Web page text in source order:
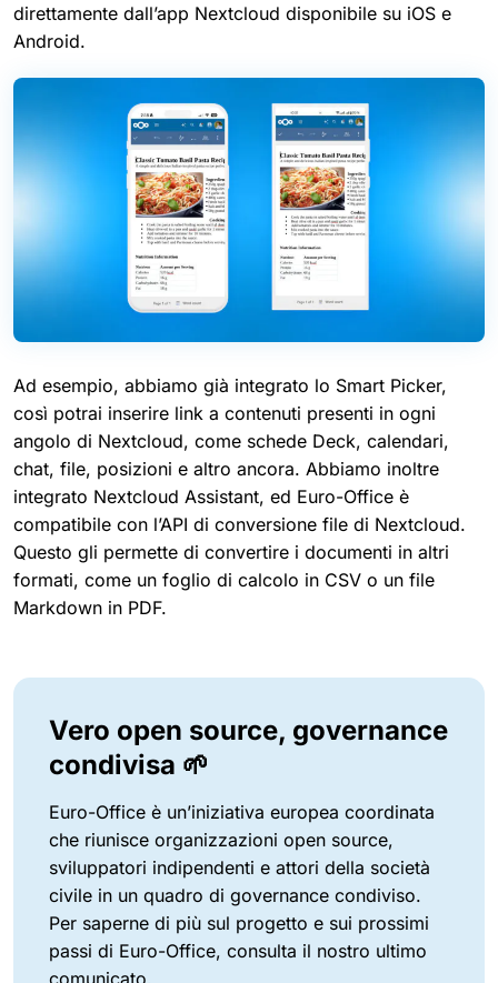
direttamente dall’app Nextcloud disponibile su iOS e
Android.
Ad esempio, abbiamo già integrato lo Smart Picker,
così potrai inserire link a contenuti presenti in ogni
angolo di Nextcloud, come schede Deck, calendari,
chat, file, posizioni e altro ancora. Abbiamo inoltre
integrato Nextcloud Assistant, ed Euro-Office è
compatibile con l’API di conversione file di Nextcloud.
Questo gli permette di convertire i documenti in altri
formati, come un foglio di calcolo in CSV o un file
Markdown in PDF.
Vero open source, governance
condivisa 🌱
Euro-Office è un’iniziativa europea coordinata
che riunisce organizzazioni open source,
sviluppatori indipendenti e attori della società
civile in un quadro di governance condiviso.
Per saperne di più sul progetto e sui prossimi
passi di Euro-Office, consulta il nostro ultimo